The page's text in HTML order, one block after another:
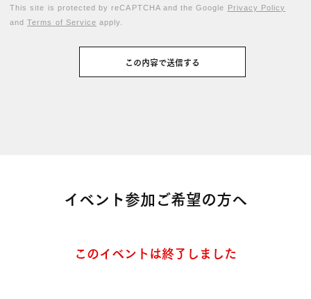
This site is protected by reCAPTCHA and the Google
Privacy Policy
andTerms of Service apply.
イベント参加ご希望の方へ
このイベントは終了しました